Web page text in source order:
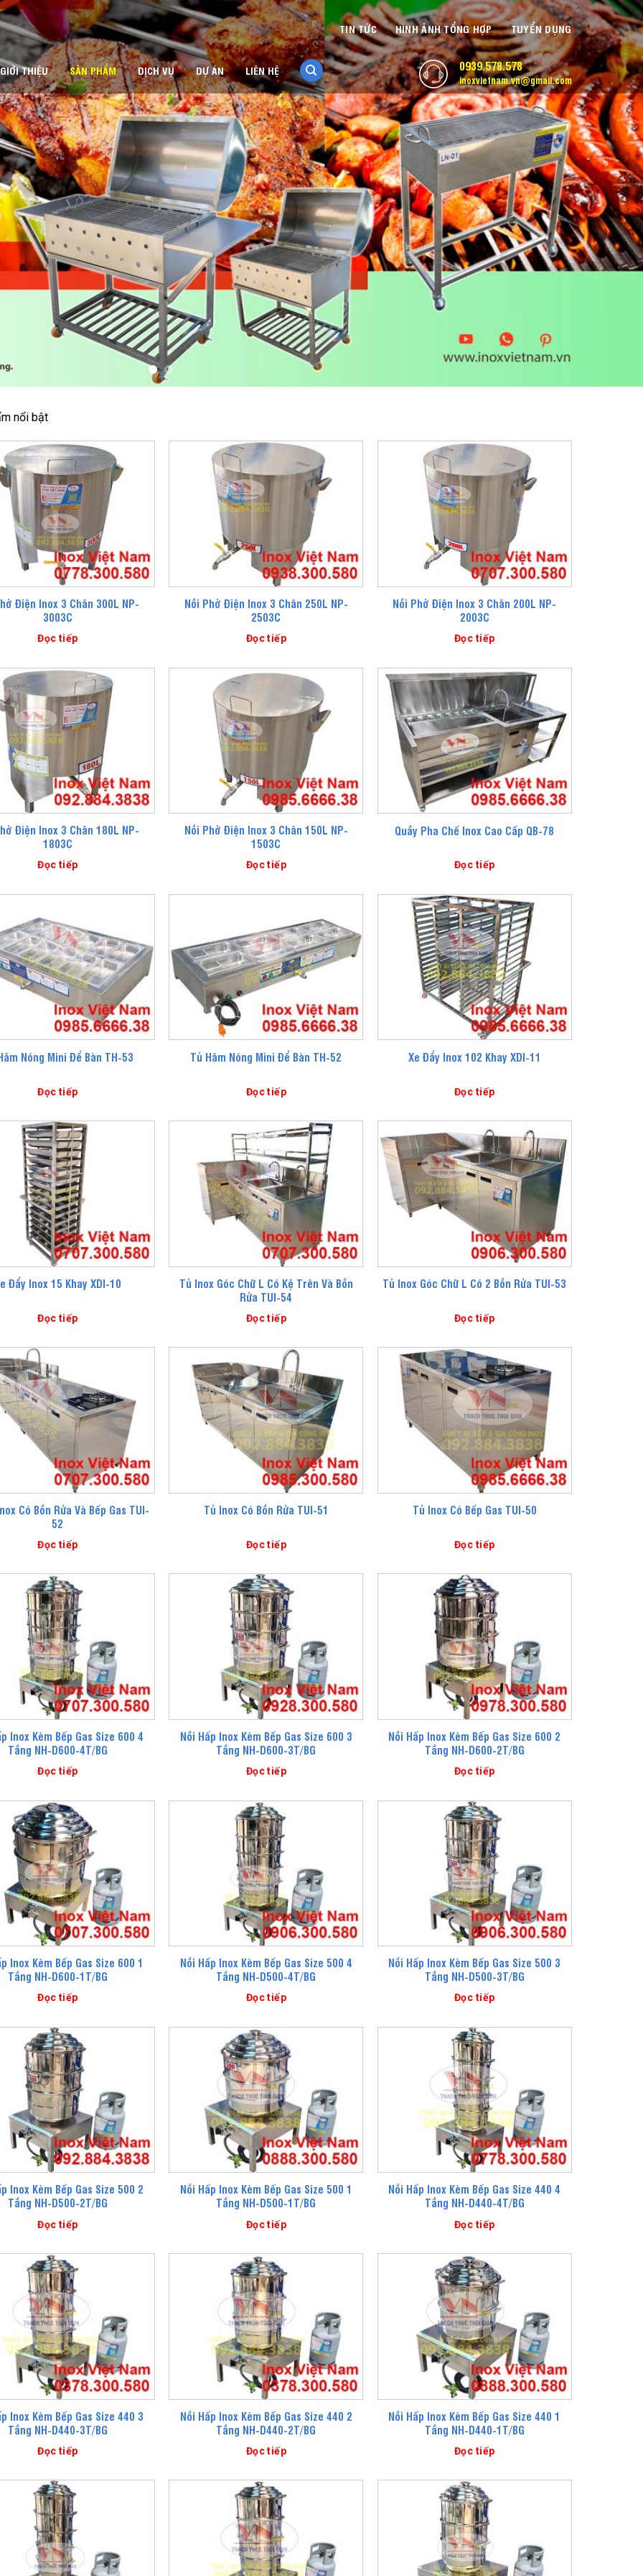
GIỚI THIỆU SẢN PHẨM DỊCH VỤ DỰ ÁN LIÊN HỆ 0939.578.578
inoxvietnam.vn@gmail.com
TIN TỨC HÌNH ẢNH TỔNG HỢP TUYỂN DỤNG
nổi bật
Điện Inox 3 Chân 300L NP-
3003C
Đọc tiếp
Nồi Phở Điện Inox 3 Chân 250L NP-
2503C
Đọc tiếp
Nồi Phở Điện Inox 3 Chân 200L NP-
2003C
Đọc tiếp
Điện Inox 3 Chân 180L NP-
1803C
Đọc tiếp
Nồi Phở Điện Inox 3 Chân 150L NP-
1503C
Đọc tiếp
Quầy Pha Chế Inox Cao Cấp QB-78
Đọc tiếp
Nóng Mini Để Bàn TH-53
Đọc tiếp
Tủ Hâm Nóng Mini Để Bàn TH-52
Đọc tiếp
Xe Đẩy Inox 102 Khay XDI-11
Đọc tiếp
Đẩy Inox 15 Khay XDI-10
Đọc tiếp
Tủ Inox Góc Chữ L Có Kệ Trên Và Bồn
Rửa TUI-54
Đọc tiếp
Tủ Inox Góc Chữ L Có 2 Bồn Rửa TUI-53
Đọc tiếp
Có Bồn Rửa Và Bếp Gas TUI-
52
Đọc tiếp
Tủ Inox Có Bồn Rửa TUI-51
Đọc tiếp
Tủ Inox Có Bếp Gas TUI-50
Đọc tiếp
Inox Kèm Bếp Gas Size 600 4
Tầng NH-D600-4T/BG
Đọc tiếp
Nồi Hấp Inox Kèm Bếp Gas Size 600 3
Tầng NH-D600-3T/BG
Đọc tiếp
Nồi Hấp Inox Kèm Bếp Gas Size 600 2
Tầng NH-D600-2T/BG
Đọc tiếp
Inox Kèm Bếp Gas Size 600 1
Tầng NH-D600-1T/BG
Đọc tiếp
Nồi Hấp Inox Kèm Bếp Gas Size 500 4
Tầng NH-D500-4T/BG
Đọc tiếp
Nồi Hấp Inox Kèm Bếp Gas Size 500 3
Tầng NH-D500-3T/BG
Đọc tiếp
Inox Kèm Bếp Gas Size 500 2
Tầng NH-D500-2T/BG
Đọc tiếp
Nồi Hấp Inox Kèm Bếp Gas Size 500 1
Tầng NH-D500-1T/BG
Đọc tiếp
Nồi Hấp Inox Kèm Bếp Gas Size 440 4
Tầng NH-D440-4T/BG
Đọc tiếp
Inox Kèm Bếp Gas Size 440 3
Tầng NH-D440-3T/BG
Đọc tiếp
Nồi Hấp Inox Kèm Bếp Gas Size 440 2
Tầng NH-D440-2T/BG
Đọc tiếp
Nồi Hấp Inox Kèm Bếp Gas Size 440 1
Tầng NH-D440-1T/BG
Đọc tiếp